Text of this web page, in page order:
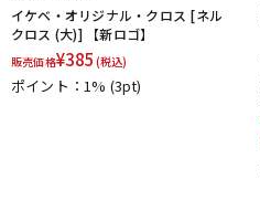
イケベ・オリジナル・クロス [ネル
クロス (大)] 【新ロゴ】
販売価格¥385 (税込)
ポイント：1% (3pt)